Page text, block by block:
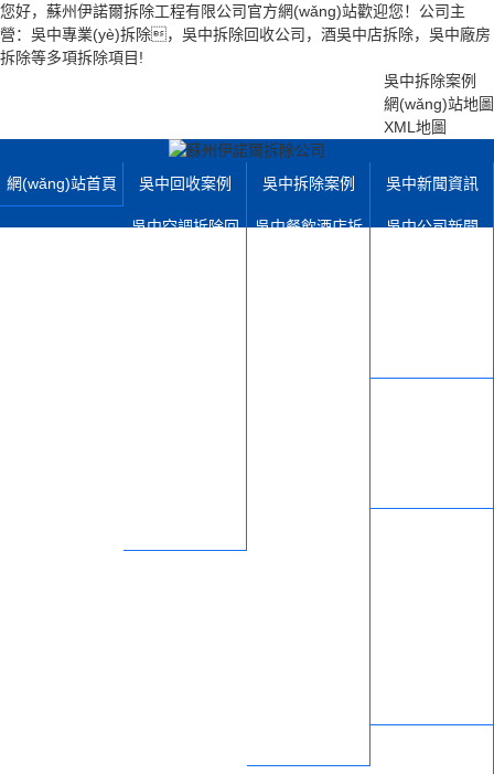
您好，蘇州伊諾爾拆除工程有限公司官方網(wǎng)站歡迎您！公司主
營：吳中專業(yè)拆除，吳中拆除回收公司，酒吳中店拆除，吳中廠房
拆除等多項拆除項目!
吳中拆除案例
網(wǎng)站地圖
XML地圖
網(wǎng)站首頁 吳中回收案例
吳中空調拆除回
吳中拆除案例
吳中餐飲酒店拆
吳中新聞資訊
吳中公司新聞